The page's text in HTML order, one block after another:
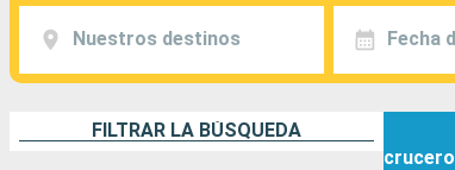
Nuestros destinos Fecha
FILTRAR LA BÚSQUEDA